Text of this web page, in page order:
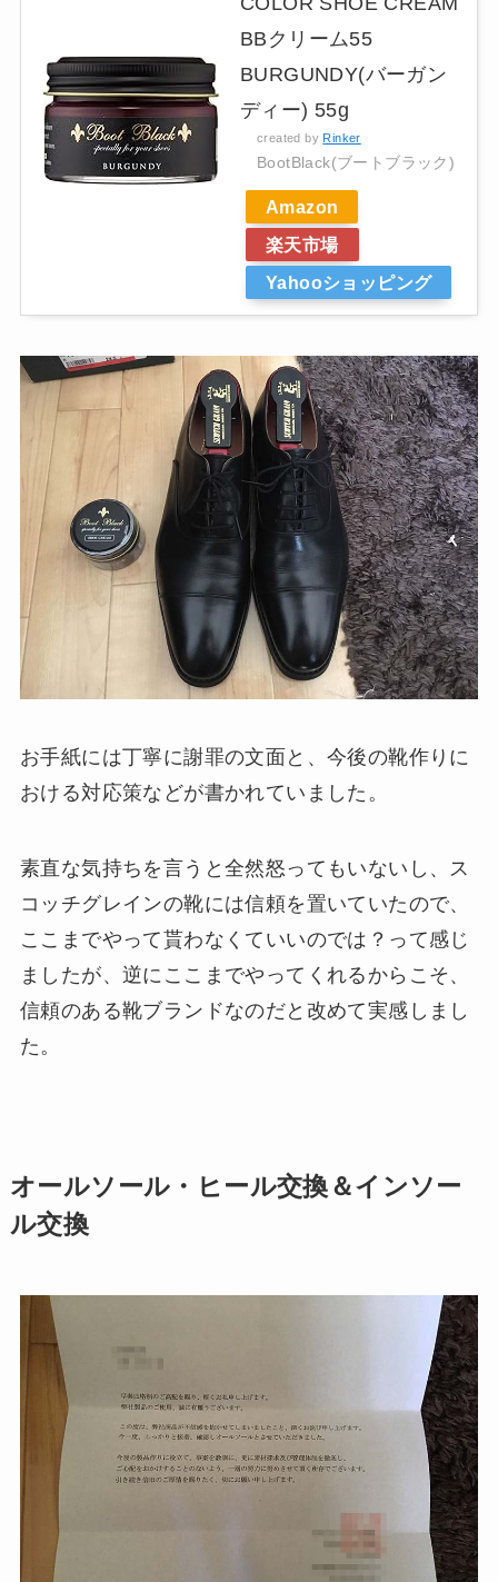
BBクリーム55
BURGUNDY(バーガン
ディー) 55g
created by Rinker
BootBlack(ブートブラック)
Amazon
楽天市場
Yahooショッピング
お手紙には丁寧に謝罪の文面と、今後の靴作りに
おける対応策などが書かれていました。
素直な気持ちを言うと全然怒ってもいないし、ス
コッチグレインの靴には信頼を置いていたので、
ここまでやって貰わなくていいのでは？って感じ
ましたが、逆にここまでやってくれるからこそ、
信頼のある靴ブランドなのだと改めて実感しまし
た。
オールソール・ヒール交換＆インソー
ル交換